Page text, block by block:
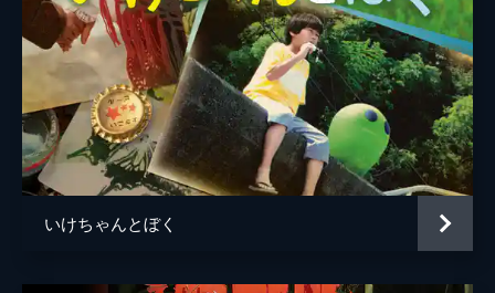
原作 櫂末高彰
音楽 遠藤浩二
製作 近藤和裕
井上文雄
新巻康彦
いけちゃんとぼく